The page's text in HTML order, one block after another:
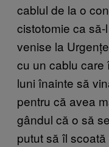
cablul de la o
cistotomie ca
venise la
cu un cablu care
luni înainte să
pentru că avea
gândul că o să
putut să îl